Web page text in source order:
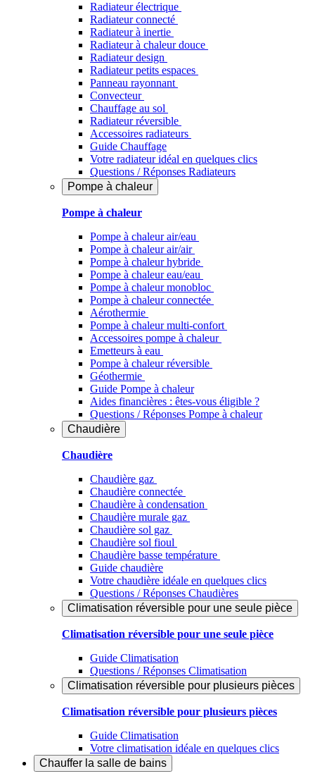
Radiateur électrique
Radiateur connecté
Radiateur à inertie
Radiateur à chaleur douce
Radiateur design
Radiateur petits espaces
Panneau rayonnant
Convecteur
Chauffage au sol
Radiateur réversible
Accessoires radiateurs
Guide Chauffage
Votre radiateur idéal en quelques clics
Questions / Réponses Radiateurs
Pompe à chaleur
Pompe à chaleur
Pompe à chaleur air/eau
Pompe à chaleur air/air
Pompe à chaleur hybride
Pompe à chaleur​ eau/eau
Pompe à chaleur monobloc
Pompe à chaleur connectée
Aérothermie
Pompe à chaleur multi-confort
Accessoires pompe à chaleur
Emetteurs à eau
Pompe à chaleur réversible
Géothermie
Guide Pompe à chaleur
Aides financières : êtes-vous éligible ?
Questions / Réponses Pompe à chaleur
Chaudière
Chaudière
Chaudière gaz
Chaudière connectée
Chaudière à condensation
Chaudière murale gaz
Chaudière sol gaz
Chaudière sol fioul
Chaudière basse température
Guide chaudière
Votre chaudière idéale en quelques clics
Questions / Réponses Chaudières
Climatisation réversible pour une seule pièce
Climatisation réversible pour une seule pièce
Guide Climatisation
Questions / Réponses Climatisation
Climatisation réversible pour plusieurs pièces
Climatisation réversible pour plusieurs pièces
Guide Climatisation
Votre climatisation idéale en quelques clics
Chauffer la salle de bains